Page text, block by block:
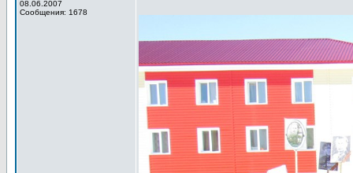
08.06.2007
Сообщения: 1678